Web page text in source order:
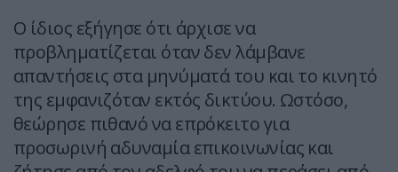
Ο ίδιος εξήγησε ότι άρχισε να
προβληματίζεται όταν δεν λάμβανε
απαντήσεις στα μηνύματά του και το κινητό
της εμφανιζόταν εκτός δικτύου. Ωστόσο,
θεώρησε πιθανό να επρόκειτο για
προσωρινή αδυναμία επικοινωνίας και